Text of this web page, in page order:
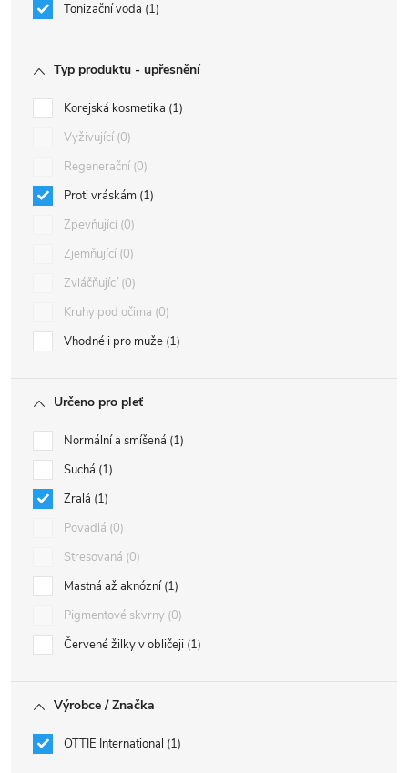
Tonizační voda 1
Typ produktu - upřesnění
Korejská kosmetika 1
Vyživující 0
Regenerační 0
Proti vráskám 1
Zpevňující 0
Zjemňující 0
Zvláčňující 0
Kruhy pod očima 0
Vhodné i pro muže 1
Určeno pro pleť
Normální a smíšená 1
Suchá 1
Zralá 1
Povadlá 0
Stresovaná 0
Mastná až aknózní 1
Pigmentové skvrny 0
Červené žilky v obličeji 1
Výrobce / Značka
OTTIE International 1